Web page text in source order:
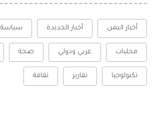
أخبار اليمن أخبار الحديدة سياسة
محليات عربي ودولي صحة
تكنولوجيا تقارير ثقافة